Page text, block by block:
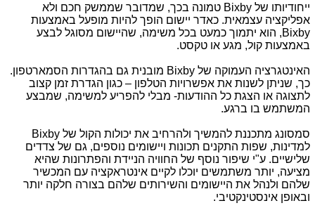
ייחודיותו של Bixby טמונה בכך, שמדובר שממשק חכם ולא
אפליקציה עצמאית. כאדר יישום הופך להיות מופעל באמצעות
Bixby, הוא יתמוך כמעט בכל משימה, שהיישום מסוגל לבצע
באמצעות קול, מגע או טקסט.
האינטגרציה העמוקה של Bixby מובנית גם בהגדרות הסמארטפון.
כך, שניתן לשנות את אפשרויות הטלפון – כגון הגדרת זמן קצוב
לתצוגה או הצגת כל ההודעות- מבלי להפריע למשימה, שמבצע
המשתמש בו ברגע.
סמסונג מתכננת להמשיך ולהרחיב את יכולות הקול של Bixby
למדינות, שפות התקנים תכונות ויישומים נוספים, גם של צדדים
שלישיים. ע"י שיפור נוסף של החוויה הניידת והפתרונות שהיא
מציעה, יותר משתמשים יוכלו לקיים אינטראקציה עם המכשיר
שלהם ולנהל את היישומים והשירותים שלהם בצורה חלקה יותר
ובאופן אינסטינקטיבי.